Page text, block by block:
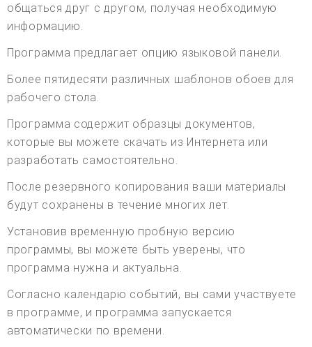
общаться друг с другом, получая необходимую
информацию.
Программа предлагает опцию языковой панели.
Более пятидесяти различных шаблонов обоев для
рабочего стола.
Программа содержит образцы документов,
которые вы можете скачать из Интернета или
разработать самостоятельно.
После резервного копирования ваши материалы
будут сохранены в течение многих лет.
Установив временную пробную версию
программы, вы можете быть уверены, что
программа нужна и актуальна.
Согласно календарю событий, вы сами участвуете
в программе, и программа запускается
автоматически по времени.